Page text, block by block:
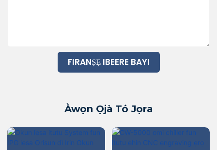
FIRANṢẸ IBEERE BAYI
Àwọn Ọjà Tó Jọra